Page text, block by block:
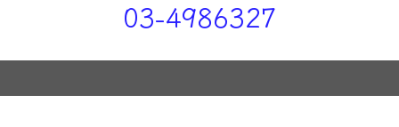
03-4986327